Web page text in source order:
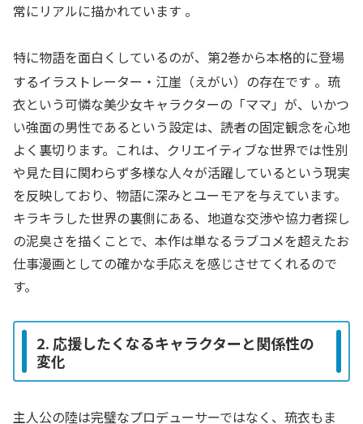
常にリアルに描かれています 。
特に物語を面白くしているのが、第2巻から本格的に登場
するイラストレーター・江崖（えがい）の存在です 。琉
衣という可憐な美少女キャラクターの「ママ」が、いかつ
い強面の男性であるという設定は、読者の固定観念を心地
よく裏切ります。これは、クリエイティブな世界では性別
や見た目に関わらず多様な人々が活躍しているという現実
を反映しており、物語に深みとユーモアを与えています。
キラキラした世界の裏側にある、地道な交渉や協力者探し
の泥臭さを描くことで、本作は単なるラブコメを超えたお
仕事漫画としての確かな手応えを感じさせてくれるので
す。
2. 応援したくなるキャラクターと関係性の
変化
主人公の陸は完璧なプロデューサーではなく、琉衣もま